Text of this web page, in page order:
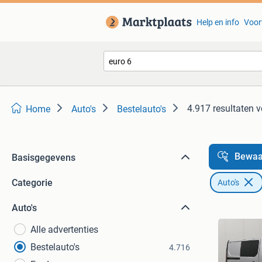
Help en info
Home Auto's Bestelauto's 4.917 resultaten
Basisgegevens
Categorie
Auto's
Alle advertenties
Bestelauto's
4.716
Auto's